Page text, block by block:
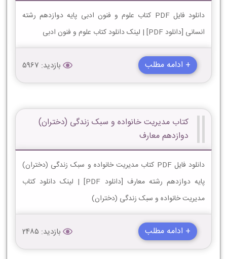
دانلود فایل PDF کتاب علوم و فنون ادبی پایه دوازدهم رشته
انسانی [دانلود PDF] | لینک دانلود کتاب علوم و فنون ادبی
+ ادامه مطلب بازدید: 5967
کتاب مدیریت خانواده و سبک زندگی (دختران)
دوازدهم معارف
دانلود فایل PDF کتاب مدیریت خانواده و سبک زندگی (دختران)
پایه دوازدهم رشته معارف [دانلود PDF] | لینک دانلود کتاب
مدیریت خانواده و سبک زندگی (دختران)
+ ادامه مطلب بازدید: 2485